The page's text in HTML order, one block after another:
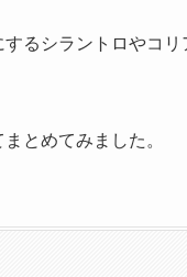
るシラントロやコ
とめてみました。